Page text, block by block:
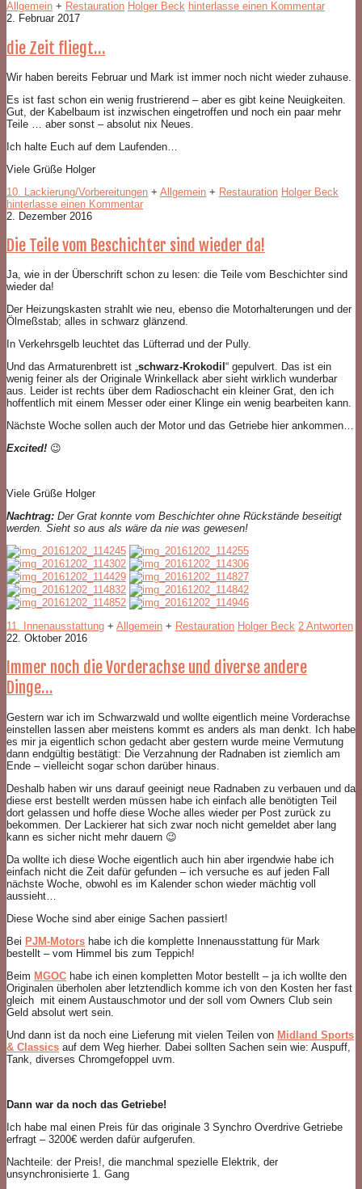
Allgemein + Restauration Holger Beck hinterlasse einen Kommentar
2. Februar 2017
die Zeit fliegt…
Wir haben bereits Februar und Mark ist immer noch nicht wieder zuhause.
Es ist fast schon ein wenig frustrierend – aber es gibt keine Neuigkeiten.
Gut, der Kabelbaum ist inzwischen eingetroffen und noch ein paar mehr
Teile … aber sonst – absolut nix Neues.
Ich halte Euch auf dem Laufenden…
Viele Grüße Holger
10. Lackierung/Vorbereitungen + Allgemein + Restauration Holger Beck
hinterlasse einen Kommentar
2. Dezember 2016
Die Teile vom Beschichter sind wieder da!
Ja, wie in der Überschrift schon zu lesen: die Teile vom Beschichter sind
wieder da!
Der Heizungskasten strahlt wie neu, ebenso die Motorhalterungen und der
Ölmeßstab; alles in schwarz glänzend.
In Verkehrsgelb leuchtet das Lüfterrad und der Pully.
Und das Armaturenbrett ist „schwarz-Krokodil “ gepulvert. Das ist ein
wenig feiner als der Originale Wrinkellack aber sieht wirklich wunderbar
aus. Leider ist rechts über dem Radioschacht ein kleiner Grat, den ich
hoffentlich mit einem Messer oder einer Klinge ein wenig bearbeiten kann.
Nächste Woche sollen auch der Motor und das Getriebe hier ankommen…
Excited! 😉
Viele Grüße Holger
Nachtrag: Der Grat konnte vom Beschichter ohne Rückstände beseitigt
werden. Sieht so aus als wäre da nie was gewesen!
11. Innenausstattung + Allgemein + Restauration Holger Beck 2 Antworten
22. Oktober 2016
Immer noch die Vorderachse und diverse andere
Dinge…
Gestern war ich im Schwarzwald und wollte eigentlich meine Vorderachse
einstellen lassen aber meistens kommt es anders als man denkt. Ich habe
es mir ja eigentlich schon gedacht aber gestern wurde meine Vermutung
dann endgültig bestätigt: Die Verzahnung der Radnaben ist ziemlich am
Ende – vielleicht sogar schon darüber hinaus.
Deshalb haben wir uns darauf geeinigt neue Radnaben zu verbauen und da
diese erst bestellt werden müssen habe ich einfach alle benötigten Teil
dort gelassen und hoffe diese Woche alles wieder per Post zurück zu
bekommen. Der Lackierer hat sich zwar noch nicht gemeldet aber lang
kann es sicher nicht mehr dauern 😉
Da wollte ich diese Woche eigentlich auch hin aber irgendwie habe ich
einfach nicht die Zeit dafür gefunden – ich versuche es auf jeden Fall
nächste Woche, obwohl es im Kalender schon wieder mächtig voll
aussieht…
Diese Woche sind aber einige Sachen passiert!
Bei PJM-Motors habe ich die komplette Innenausstattung für Mark
bestellt – vom Himmel bis zum Teppich!
Beim MGOC habe ich einen kompletten Motor bestellt – ja ich wollte den
Originalen überholen aber letztendlich komme ich von den Kosten her fast
gleich mit einem Austauschmotor und der soll vom Owners Club sein
Geld absolut wert sein.
Und dann ist da noch eine Lieferung mit vielen Teilen von Midland Sports
& Classics auf dem Weg hierher. Dabei sollten Sachen sein wie: Auspuff,
Tank, diverses Chromgefoppel uvm.
Dann war da noch das Getriebe!
Ich habe mal einen Preis für das originale 3 Synchro Overdrive Getriebe
erfragt – 3200€ werden dafür aufgerufen.
Nachteile: der Preis!, die manchmal spezielle Elektrik, der
unsynchronisierte 1. Gang